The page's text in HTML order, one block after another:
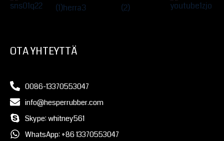
OTA YHTEYTTÄ
0086-13370553047
info@hesperrubber.com
Skype: whitney561
WhatsApp: +86 13370553047